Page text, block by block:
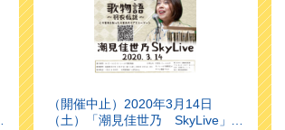
（開催中止）2020年3月14日
（土）「潮見佳世乃 SkyLive」